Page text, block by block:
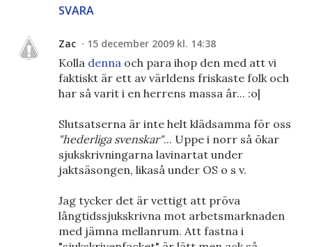
SVARA
Zac 15 december 2009 kl. 14:38
Kolla denna och para ihop den med att vi
faktiskt är ett av världens friskaste folk och
har så varit i en herrens massa år... :o|
Slutsatserna är inte helt klädsamma för oss
"hederliga svenskar"... Uppe i norr så ökar
sjukskrivningarna lavinartat under
jaktsäsongen, likaså under OS o s v.
Jag tycker det är vettigt att pröva
långtidssjukskrivna mot arbetsmarknaden
med jämna mellanrum. Att fastna i